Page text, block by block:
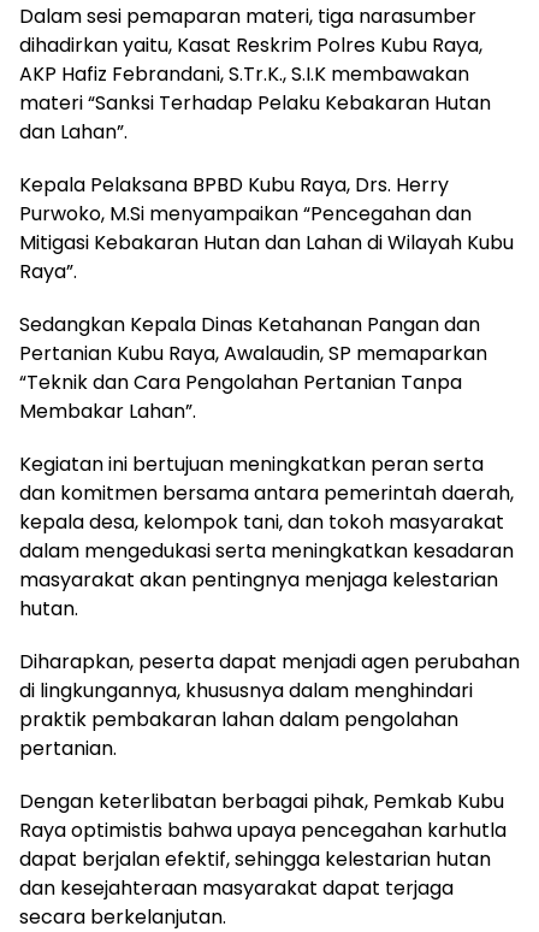
Dalam sesi pemaparan materi, tiga narasumber
dihadirkan yaitu, Kasat Reskrim Polres Kubu Raya,
AKP Hafiz Febrandani, S.Tr.K., S.I.K membawakan
materi “Sanksi Terhadap Pelaku Kebakaran Hutan
dan Lahan”.
Kepala Pelaksana BPBD Kubu Raya, Drs. Herry
Purwoko, M.Si menyampaikan “Pencegahan dan
Mitigasi Kebakaran Hutan dan Lahan di Wilayah Kubu
Raya”.
Sedangkan Kepala Dinas Ketahanan Pangan dan
Pertanian Kubu Raya, Awalaudin, SP memaparkan
“Teknik dan Cara Pengolahan Pertanian Tanpa
Membakar Lahan”.
Kegiatan ini bertujuan meningkatkan peran serta
dan komitmen bersama antara pemerintah daerah,
kepala desa, kelompok tani, dan tokoh masyarakat
dalam mengedukasi serta meningkatkan kesadaran
masyarakat akan pentingnya menjaga kelestarian
hutan.
Diharapkan, peserta dapat menjadi agen perubahan
di lingkungannya, khususnya dalam menghindari
praktik pembakaran lahan dalam pengolahan
pertanian.
Dengan keterlibatan berbagai pihak, Pemkab Kubu
Raya optimistis bahwa upaya pencegahan karhutla
dapat berjalan efektif, sehingga kelestarian hutan
dan kesejahteraan masyarakat dapat terjaga
secara berkelanjutan.